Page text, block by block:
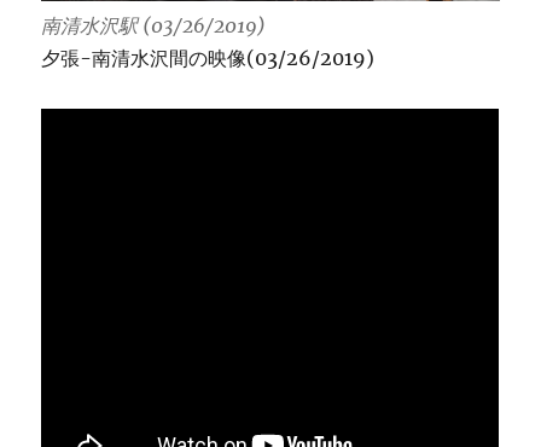
南清水沢駅 (03/26/2019)
夕張-南清水沢間の映像(03/26/2019)